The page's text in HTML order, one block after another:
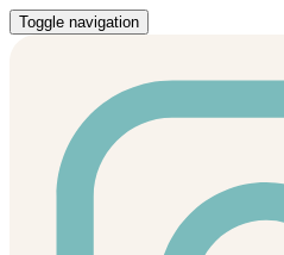
Toggle navigation